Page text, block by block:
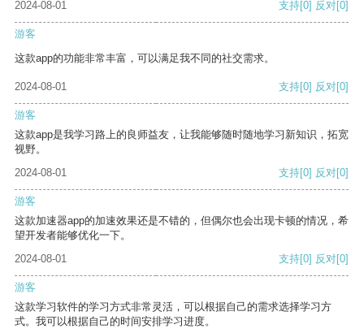
2024-08-01 支持[0] 反对[0]
游客
这款app的功能非常丰富，可以满足我不同的社交需求。
2024-08-01 支持[0] 反对[0]
游客
这款app是我学习路上的良师益友，让我能够随时随地学习新知识，拓宽
视野。
2024-08-01
支持[0] 反对[0]
游客
这款加速器app的加速效果还是不错的，但偶尔也会出现卡顿的情况，希
望开发者能够优化一下。
2024-08-01
支持[0] 反对[0]
游客
这款学习软件的学习方式非常灵活，可以根据自己的需求选择学习方
式。我可以根据自己的时间安排学习进度。